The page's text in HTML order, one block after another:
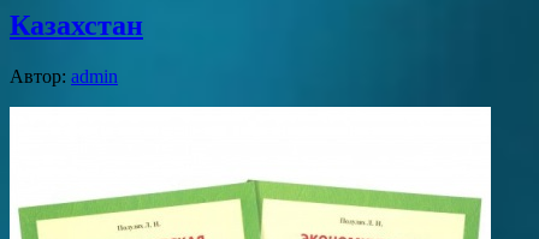
Казахстан
Автор: admin